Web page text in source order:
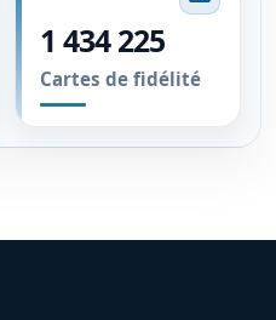
1 434 230
Cartes de fidélité